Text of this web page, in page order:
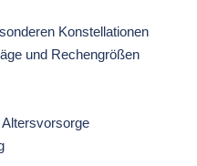
Konstellationen
und Rechengrößen